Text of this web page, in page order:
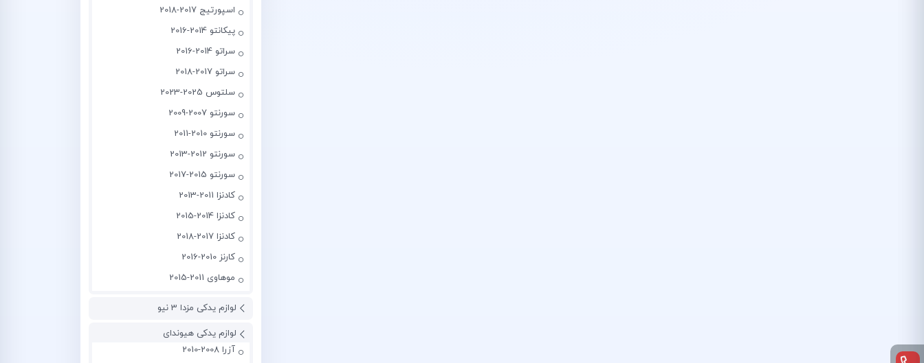
اسپورتیج 2017-2018
پیکانتو 2014-2016
سراتو 2014-2016
سراتو 2017-2018
سلتوس 2025-2023
سورنتو 2007-2009
سورنتو 2010-2011
سورنتو 2012-2013
سورنتو 2015-2017
کادنزا 2011-2013
کادنزا 2014-2015
کادنزا 2017-2018
کارنز 2010-2016
موهاوی 2011-2015
لوازم یدکی مزدا 3 نیو
لوازم یدکی هیوندای
آزرا 2008-2010